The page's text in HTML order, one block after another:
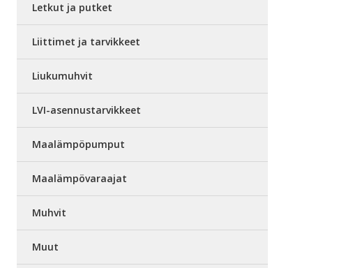
Letkut ja putket
Liittimet ja tarvikkeet
Liukumuhvit
LVI-asennustarvikkeet
Maalämpöpumput
Maalämpövaraajat
Muhvit
Muut